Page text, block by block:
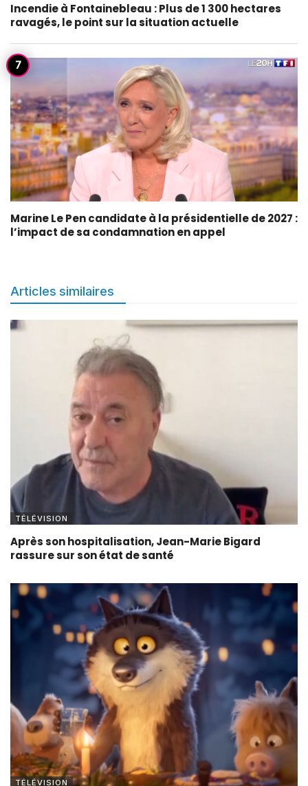
Incendie à Fontainebleau : Plus de 1 300 hectares
ravagés, le point sur la situation actuelle
Marine Le Pen candidate à la présidentielle de 2027 :
l’impact de sa condamnation en appel
Articles similaires
TÉLÉVISION
Après son hospitalisation, Jean-Marie Bigard
rassure sur son état de santé
TÉLÉVISION